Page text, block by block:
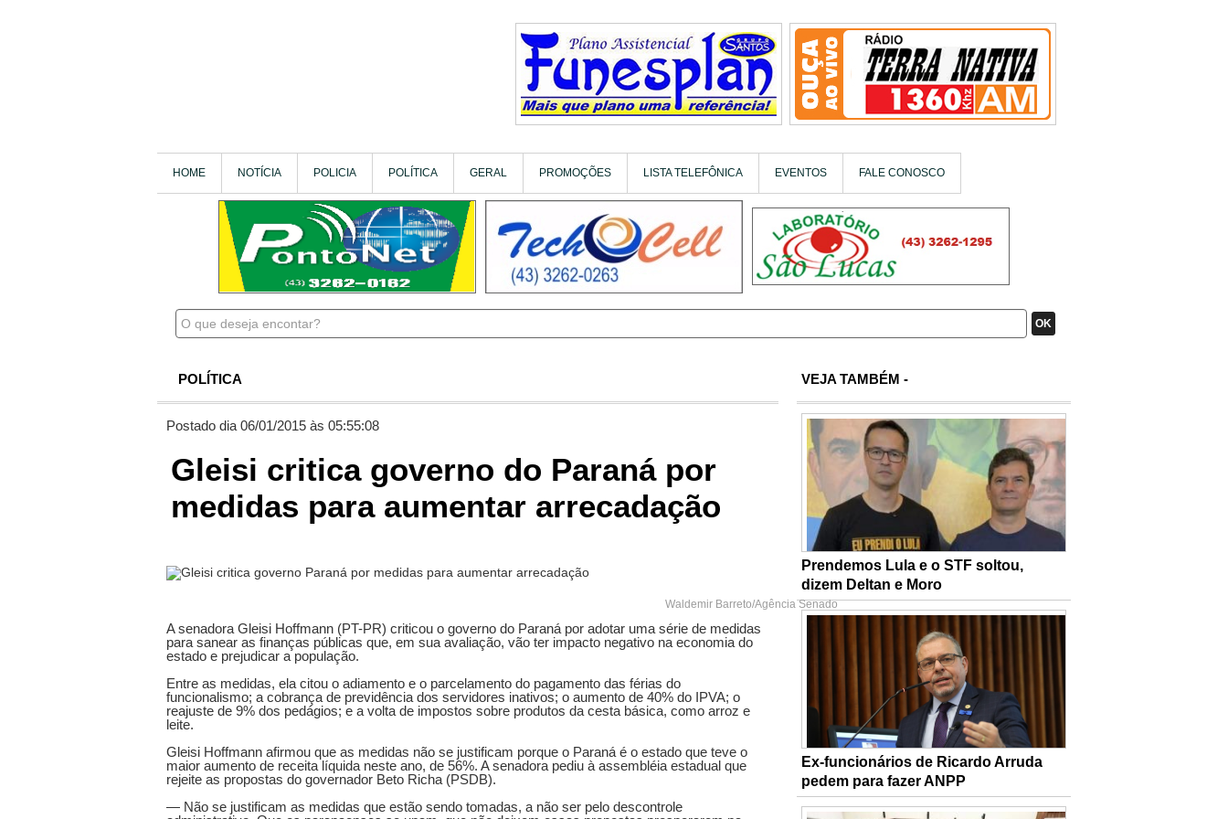
HOME NOTÍCIA POLICIA POLÍTICA GERAL PROMOÇÕES LISTA TELEFÔNICA EVENTOS FALE CONOSCO
OK
VEJA TAMBÉM -
Prendemos Lula e o STF soltou,
dizem Deltan e Moro
Ex-funcionários de Ricardo Arruda
pedem para fazer ANPP
POLÍTICA
Postado dia 06/01/2015 às 05:55:08
Gleisi critica governo do Paraná por
medidas para aumentar arrecadação
Waldemir Barreto/Agência Senado
A senadora Gleisi Hoffmann (PT-PR) criticou o governo do Paraná por adotar uma série de medidas
para sanear as finanças públicas que, em sua avaliação, vão ter impacto negativo na economia do
estado e prejudicar a população.
Entre as medidas, ela citou o adiamento e o parcelamento do pagamento das férias do
funcionalismo; a cobrança de previdência dos servidores inativos; o aumento de 40% do IPVA; o
reajuste de 9% dos pedágios; e a volta de impostos sobre produtos da cesta básica, como arroz e
leite.
Gleisi Hoffmann afirmou que as medidas não se justificam porque o Paraná é o estado que teve o
maior aumento de receita líquida neste ano, de 56%. A senadora pediu à assembléia estadual que
rejeite as propostas do governador Beto Richa (PSDB).
— Não se justificam as medidas que estão sendo tomadas, a não ser pelo descontrole